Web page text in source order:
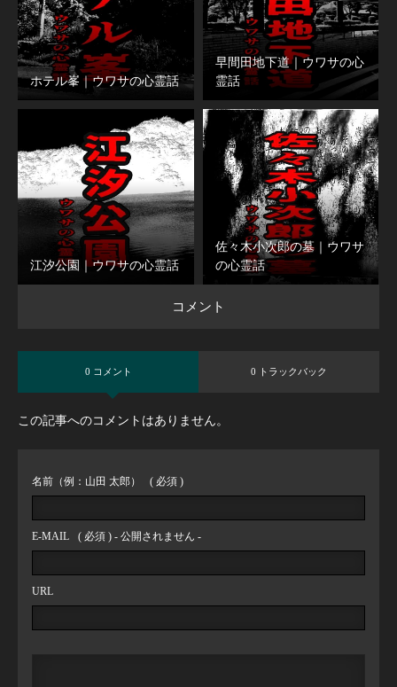
ホテル峯｜ウワサの心霊話
早間田地下道｜ウワサの心
霊話
江汐公園｜ウワサの心霊話
佐々木小次郎の墓｜ウワサ
の心霊話
コメント
0 コメント 0 トラックバック
この記事へのコメントはありません。
名前（例：山田 太郎） ( 必須 )
E-MAIL ( 必須 ) - 公開されません -
URL